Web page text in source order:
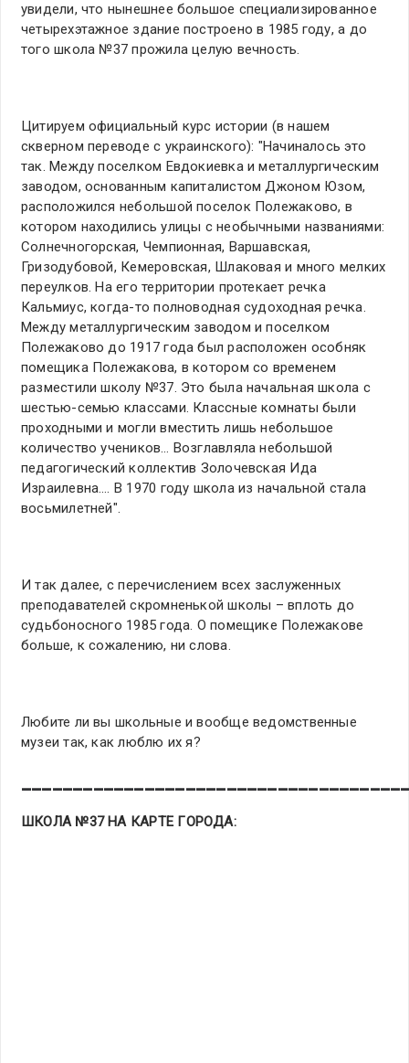
увидели, что нынешнее большое специализированное
четырехэтажное здание построено в 1985 году, а до
того школа №37 прожила целую вечность.
Цитируем официальный курс истории (в нашем
скверном переводе с украинского): "Начиналось это
так. Между поселком Евдокиевка и металлургическим
заводом, основанным капиталистом Джоном Юзом,
расположился небольшой поселок Полежаково, в
котором находились улицы с необычными названиями:
Солнечногорская, Чемпионная, Варшавская,
Гризодубовой, Кемеровская, Шлаковая и много мелких
переулков. На его территории протекает речка
Кальмиус, когда-то полноводная судоходная речка.
Между металлургическим заводом и поселком
Полежаково до 1917 года был расположен особняк
помещика Полежакова, в котором со временем
разместили школу №37. Это была начальная школа с
шестью-семью классами. Классные комнаты были
проходными и могли вместить лишь небольшое
количество учеников… Возглавляла небольшой
педагогический коллектив Золочевская Ида
Израилевна…. В 1970 году школа из начальной стала
восьмилетней".
И так далее, с перечислением всех заслуженных
преподавателей скромненькой школы – вплоть до
судьбоносного 1985 года. О помещике Полежакове
больше, к сожалению, ни слова.
Любите ли вы школьные и вообще ведомственные
музеи так, как люблю их я?
ШКОЛА №37 НА КАРТЕ ГОРОДА: